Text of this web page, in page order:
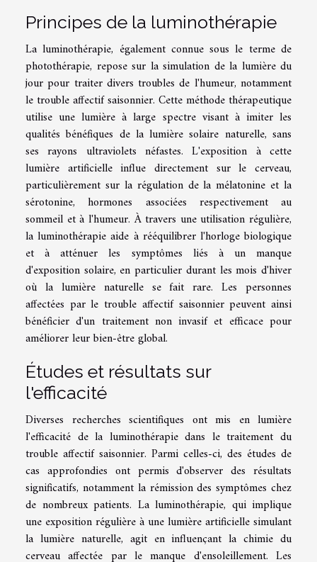
Principes de la luminothérapie
La luminothérapie, également connue sous le terme de
photothérapie, repose sur la simulation de la lumière du
jour pour traiter divers troubles de l'humeur, notamment
le trouble affectif saisonnier. Cette méthode thérapeutique
utilise une lumière à large spectre visant à imiter les
qualités bénéfiques de la lumière solaire naturelle, sans
ses rayons ultraviolets néfastes. L'exposition à cette
lumière artificielle influe directement sur le cerveau,
particulièrement sur la régulation de la mélatonine et la
sérotonine, hormones associées respectivement au
sommeil et à l'humeur. À travers une utilisation régulière,
la luminothérapie aide à rééquilibrer l'horloge biologique
et à atténuer les symptômes liés à un manque
d'exposition solaire, en particulier durant les mois d'hiver
où la lumière naturelle se fait rare. Les personnes
affectées par le trouble affectif saisonnier peuvent ainsi
bénéficier d'un traitement non invasif et efficace pour
améliorer leur bien-être global.
Études et résultats sur
l'efficacité
Diverses recherches scientifiques ont mis en lumière
l'efficacité de la luminothérapie dans le traitement du
trouble affectif saisonnier. Parmi celles-ci, des études de
cas approfondies ont permis d'observer des résultats
significatifs, notamment la rémission des symptômes chez
de nombreux patients. La luminothérapie, qui implique
une exposition régulière à une lumière artificielle simulant
la lumière naturelle, agit en influençant la chimie du
cerveau affectée par le manque d'ensoleillement. Les